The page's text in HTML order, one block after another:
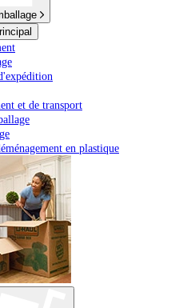
et de transport
en plastique